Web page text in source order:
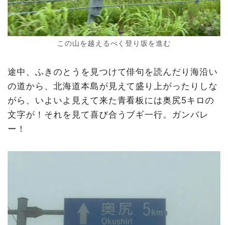
この山を越えるべく登り坂を進む
途中、ふきのとうを見つけて俳句を読んだり海沿い
の道から、北海道本島が見えて盛り上がったりしな
がら、いよいよ見えて来た青看板には奥尻5キロの
文字が！それを見て喜び合うブギ一行。ガンバレ
ー！